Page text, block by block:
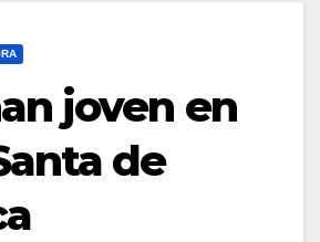
joven en
de